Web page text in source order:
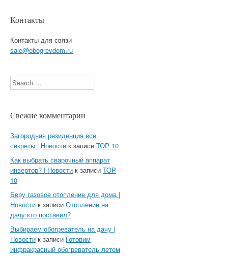
Контакты
Контакты для связи
sale@obogrevdom.ru
Search
Свежие комментарии
Загородная резиденция все
секреты | Новости к записи TOP 10
Как выбрать сварочный аппарат
инвертор? | Новости к записи TOP
10
Беру газовое отопление для дома |
Новости к записи Отопление на
дачу кто поставил?
Выбираем обогреватель на дачу |
Новости к записи Готовим
инфракрасный обогреватель летом